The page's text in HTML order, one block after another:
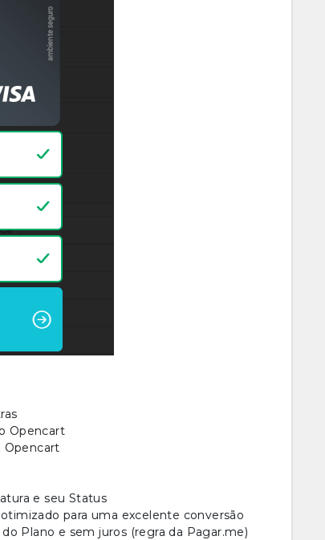
Opencart
Opencart
e seu Status
para uma excelente conversão
Plano e sem juros (regra da Pagar.me)